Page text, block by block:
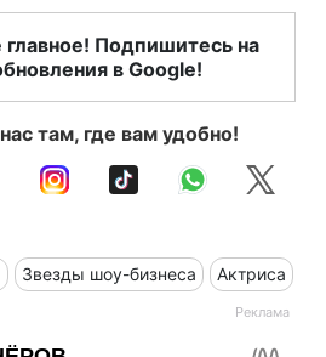
главное! Подпишитесь на
в Google!
там, где вам удобно!
Звезды шоу-бизнеса Актриса